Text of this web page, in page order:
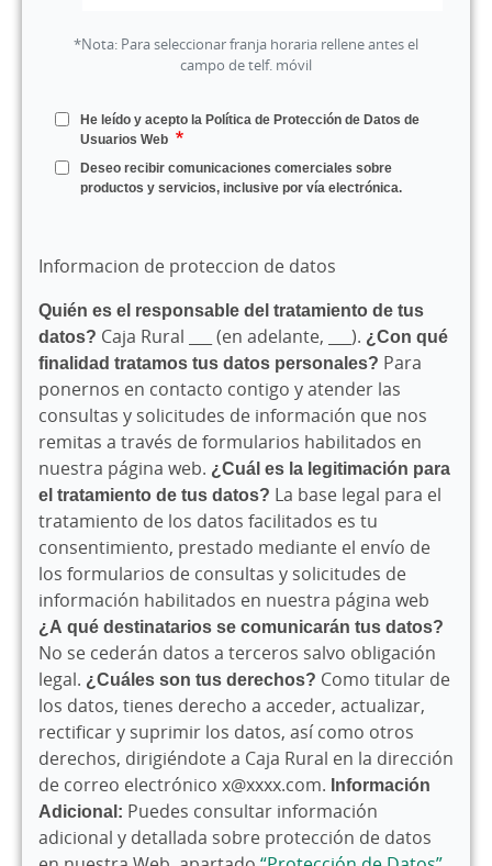
*Nota: Para seleccionar franja horaria rellene antes el
campo de telf. móvil
He leído y acepto la Política de Protección de Datos de
Usuarios Web
Deseo recibir comunicaciones comerciales sobre
productos y servicios, inclusive por vía electrónica.
Informacion de proteccion de datos
Quién es el responsable del tratamiento de tus
datos? Caja Rural ___ (en adelante, ___). ¿Con qué
finalidad tratamos tus datos personales? Para
ponernos en contacto contigo yatender las
consultas y solicitudes de información que nos
remitas a través de formularios habilitados en
nuestra página web. ¿Cuál es la legitimación para
el tratamiento de tus datos? La base legal para el
tratamiento de los datos facilitados es tu
consentimiento, prestado mediante el envío de
los formularios de consultas y solicitudes de
información habilitados en nuestra página web
¿A qué destinatarios se comunicarán tus datos?
No se cederán datos a terceros salvo obligación
legal. ¿Cuáles son tus derechos? Como titular de
los datos, tienes derecho a acceder, actualizar,
rectificar y suprimir los datos, así como otros
derechos, dirigiéndote a Caja Rural en la dirección
de correo electrónico x@xxxx.com. Información
Adicional: Puedes consultar información
adicional y detallada sobre protección de datos